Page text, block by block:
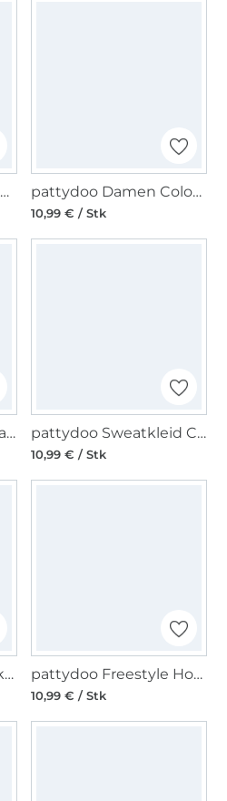
Pattydoo Damen Sweatshirt Miley Papierschnittmuster pattydoo Damen Colourblock Sweater Faye Papierschnittmuster
10,99 € / Stk
pattydoo Damenparka & Regenmantel Lola Papierschnittmuster pattydoo Sweatkleid Chloe Papierschnittmuster
10,99 € / Stk
pattydoo Kapuzenjacke Janice Papierschnittmuster pattydoo Freestyle Hoodie Luke Papierschnittmuster
10,99 € / Stk